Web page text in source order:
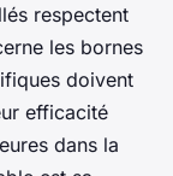
respectent
les bornes
doivent
efficacité
dans la